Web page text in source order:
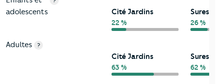
adolescents
Cité Jardins
22 %
Suresnes
26 %
Adultes ?
Cité Jardins
63 %
Suresnes
62 %